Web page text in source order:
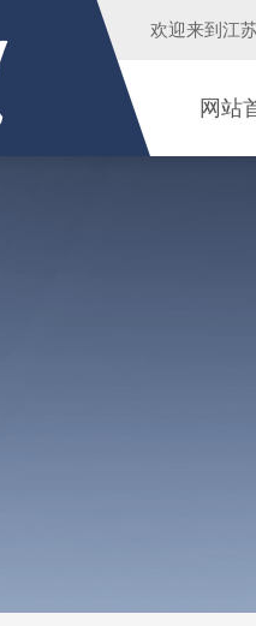
欢迎来到 江
网站